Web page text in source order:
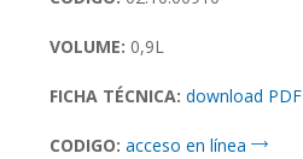
VOLUME: 0,9L
FICHA TÉCNICA: download PDF
CODIGO: acceso en línea